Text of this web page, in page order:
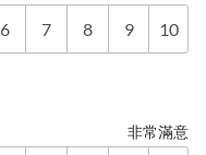
6 7 8 9 10
非常滿意